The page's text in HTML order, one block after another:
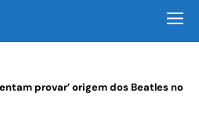
provar’ origem dos Beatles no